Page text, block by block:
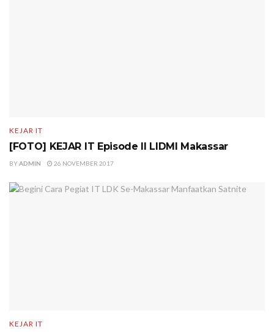
KEJAR IT
[FOTO] KEJAR IT Episode II LIDMI Makassar
BYADMIN 26 NOVEMBER 2017
KEJAR IT